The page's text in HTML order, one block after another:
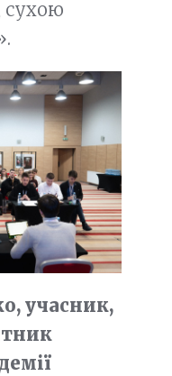
сухою
учасник,